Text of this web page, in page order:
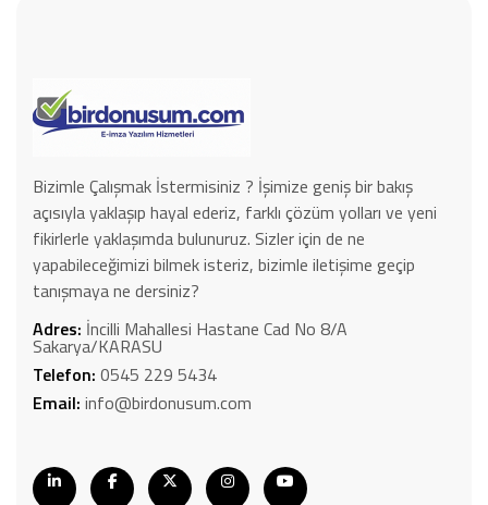
Bizimle Çalışmak İstermisiniz ? İşimize geniş bir bakış
açısıyla yaklaşıp hayal ederiz, farklı çözüm yolları ve yeni
fikirlerle yaklaşımda bulunuruz. Sizler için de ne
yapabileceğimizi bilmek isteriz, bizimle iletişime geçip
tanışmaya ne dersiniz?
Adres: İncilli Mahallesi Hastane Cad No 8/A
Sakarya/KARASU
Telefon: 0545 229 5434
Email: info@birdonusum.com